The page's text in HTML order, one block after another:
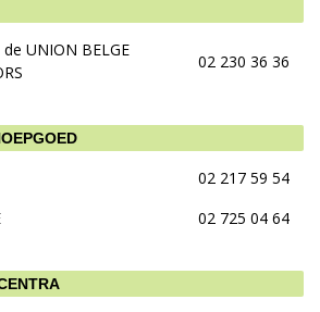
UNION BELGE
02 230 36 36
02 217 59 54
02 725 04 64